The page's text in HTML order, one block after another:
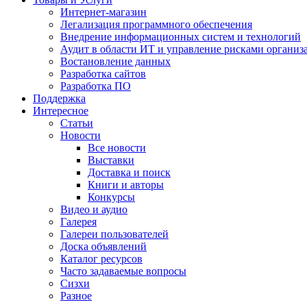
Интернет-магазин
Легализация программного обеспечения
Внедрение информационных систем и технологий
Аудит в области ИТ и управление рисками
Востановление данных
Разработка сайтов
Разработка ПО
Поддержка
Интересное
Статьи
Новости
Все новости
Выставки
Доставка и поиск
Книги и авторы
Конкурсы
Видео и аудио
Галерея
Галереи пользователей
Доска объявлений
Каталог ресурсов
Часто задаваемые вопросы
Сизхи
Разное